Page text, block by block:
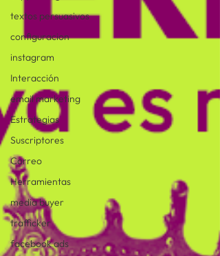
textos persuasivos
configuracion
instagram
Interacción
email marketing
Estrategias
Suscriptores
Correo
Herramientas
media buyer
trafficker
facebook ads